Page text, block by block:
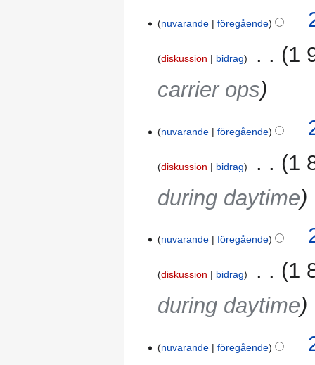
i
e
n
s
a
m
a
f
t
n
g
februarinuvarande föregående
diskussion bidrag
1
carrier ops
nuvarande föregående
diskussion bidrag
1
during daytime
nuvarande föregående
diskussion bidrag
1
during daytime
nuvarande föregående